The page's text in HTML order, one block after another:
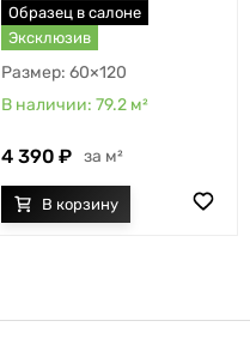
Образец в салоне
Эксклюзив
60×120
79.2 м²
4 390 м²